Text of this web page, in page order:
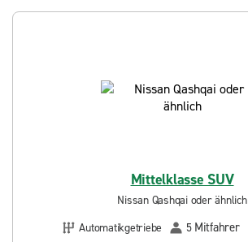
Mittelklasse SUV
Nissan Qashqai oder ähnlich
Automatikgetriebe
5 Mitfahrer